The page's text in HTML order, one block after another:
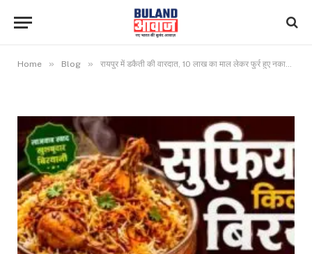
Home » Blog » रायपुर में डकैती की वारदात, 10 लाख का माल लेकर फुर्र हुए नकाबपोश बदमाश